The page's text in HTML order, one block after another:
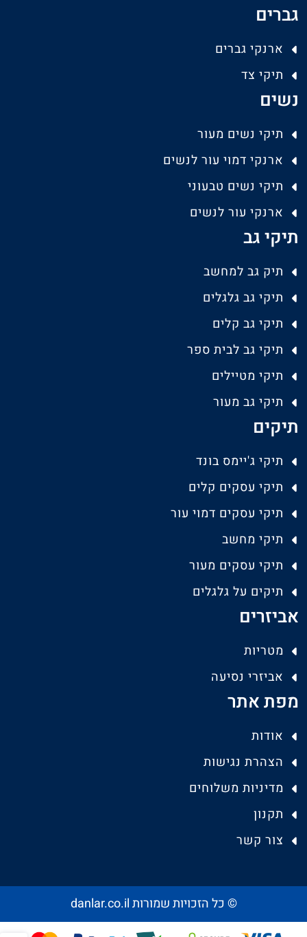
גברים
ארנקי גברים
תיקי צד
נשים
תיקי נשים מעור
ארנקי דמוי עור לנשים
תיקי נשים טבעוני
ארנקי עור לנשים
תיקי גב
תיק גב למחשב
תיקי גב גלגלים
תיקי גב קלים
תיקי גב לבית ספר
תיקי מטיילים
תיקי גב מעור
תיקים
תיקי ג'יימס בונד
תיקי עסקים קלים
תיקי עסקים דמוי עור
תיקי מחשב
תיקי עסקים מעור
תיקים על גלגלים
אביזרים
מטריות
אביזרי נסיעה
מפת אתר
אודות
הצהרת נגישות
מדיניות משלוחים
תקנון
צור קשר
© כל הזכויות שמורות danlar.co.il